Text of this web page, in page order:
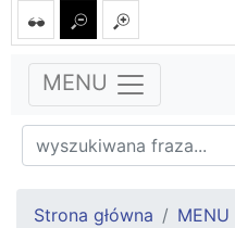
MENU
Strona główna MENU